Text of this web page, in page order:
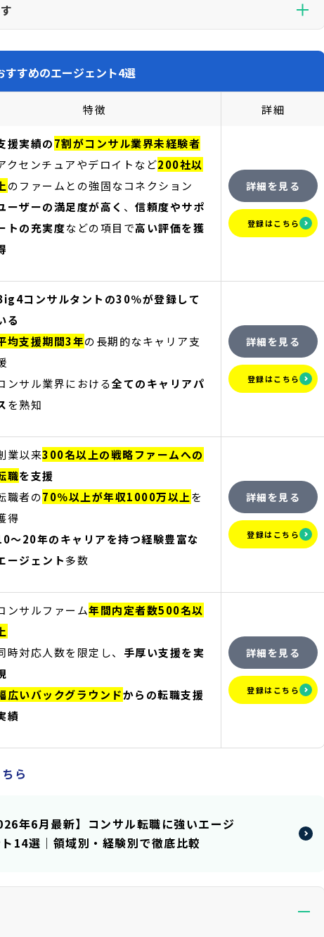
サービスの評価に関して影響を及ぼすことはありません。
すめのエージェント4選
特徴 詳細
援実績の7割がコンサル業界未経験者
クセンチュアやデロイトなど200社以
上のファームとの強固なコネクション
ーザーの満足度が高く 、 信頼度やサポ
トの充実度などの項目で高い評価を獲
詳細を見る
登録はこちら
コンサルタントの30％が登録して
る
均支援期間3年の長期的なキャリア支
ンサル業界における全てのキャリアパ
を熟知
詳細を見る
登録はこちら
業以来300名以上の戦略ファームへの
職を支援
職者の70％以上が年収1000万以上を
得
～20年のキャリアを持つ経験豊富な
ージェント多数
詳細を見る
登録はこちら
ンサルファーム年間内定者数500名以
上
時対応人数を限定し、 手厚い支援を実
広いバックグラウンドからの転職支援
績
詳細を見る
登録はこちら
ら
年6月最新】コンサル転職に強いエージ
14選｜領域別・経験別で徹底比較